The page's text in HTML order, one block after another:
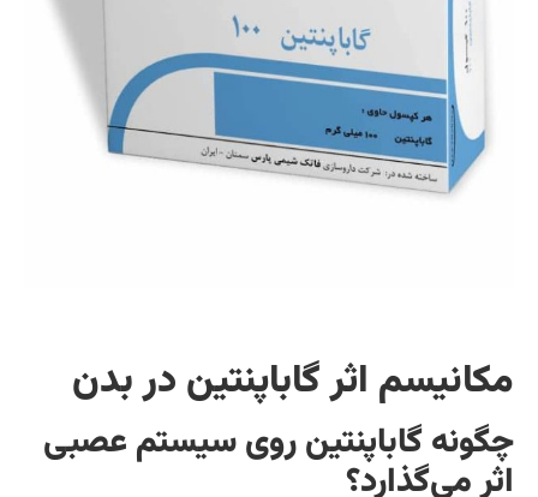
اثر گاباپنتین در بدن
گاباپنتین روی سیستم عصبی
می‌گذارد؟